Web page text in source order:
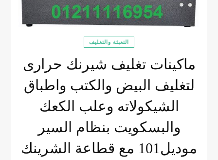
التعبئة والتغليف
ماكينات تغليف شيرنك حرارى
لتغليف البيض والكتب واطباق
الشيكولاته وعلب الكعك
والبسكويت بنظام السير
موديل101 مع قطاعة الشرينك